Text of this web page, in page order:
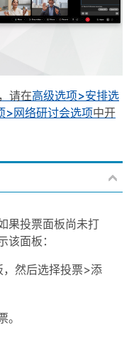
请在高级选项>安排选
>网络研讨会选项中开
果投票面板尚未打
面板：
然后选择投票>添
。